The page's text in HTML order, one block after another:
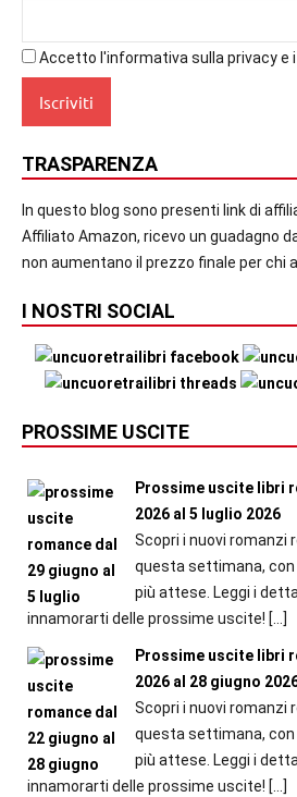
Accetto l'informativa sulla privacy e
TRASPARENZA
In questo blog sono presenti link di
Affiliato Amazon, ricevo un guadagno
non aumentano il prezzo finale per chi
I NOSTRI SOCIAL
PROSSIME USCITE
Prossime uscite libri
2026 al 5 luglio 2026
Scopri i nuovi romanzi
questa settimana,
più attese. Leggi i
innamorarti delle prossime uscite! […]
Prossime uscite libri
2026 al 28 giugno
Scopri i nuovi romanzi
questa settimana,
più attese. Leggi i
innamorarti delle prossime uscite! […]